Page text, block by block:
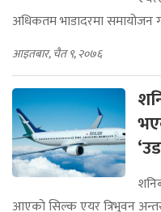
अधिकतम भाडादरमा समायोजन
आइतबार, चैत ९, २०७६
आएकाे सिल्क एयर त्रिभुवन